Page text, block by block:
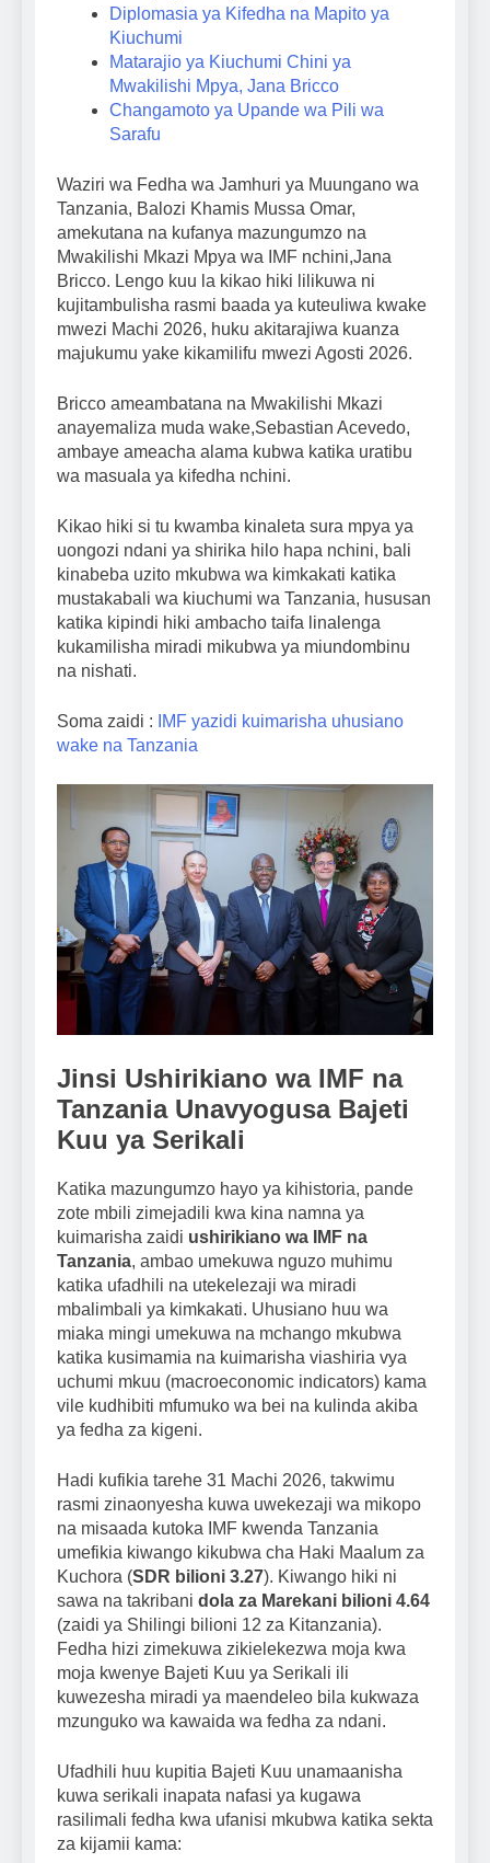
Diplomasia ya Kifedha na Mapito ya
Kiuchumi
Matarajio ya Kiuchumi Chini ya
Mwakilishi Mpya, Jana Bricco
Changamoto ya Upande wa Pili wa
Sarafu
Waziri wa Fedha wa Jamhuri ya Muungano wa
Tanzania, Balozi Khamis Mussa Omar,
amekutana na kufanya mazungumzo na
Mwakilishi Mkazi Mpya wa IMF nchini,Jana
Bricco. Lengo kuu la kikao hiki lilikuwa ni
kujitambulisha rasmi baada ya kuteuliwa kwake
mwezi Machi 2026, huku akitarajiwa kuanza
majukumu yake kikamilifu mwezi Agosti 2026.
Bricco ameambatana na Mwakilishi Mkazi
anayemaliza muda wake,Sebastian Acevedo,
ambaye ameacha alama kubwa katika uratibu
wa masuala ya kifedha nchini.
Kikao hiki si tu kwamba kinaleta sura mpya ya
uongozi ndani ya shirika hilo hapa nchini, bali
kinabeba uzito mkubwa wa kimkakati katika
mustakabali wa kiuchumi wa Tanzania, hususan
katika kipindi hiki ambacho taifa linalenga
kukamilisha miradi mikubwa ya miundombinu
na nishati.
Soma zaidi :
IMF yazidi kuimarisha uhusiano
wake na Tanzania
Jinsi Ushirikiano wa IMF na
Tanzania Unavyogusa Bajeti
Kuu ya Serikali
Katika mazungumzo hayo ya kihistoria, pande
zote mbili zimejadili kwa kina namna ya
kuimarisha zaidi ushirikiano wa IMF na
Tanzania, ambao umekuwa nguzo muhimu
katika ufadhili na utekelezaji wa miradi
mbalimbali ya kimkakati. Uhusiano huu wa
miaka mingi umekuwa na mchango mkubwa
katika kusimamia na kuimarisha viashiria vya
uchumi mkuu (macroeconomic indicators) kama
vile kudhibiti mfumuko wa bei na kulinda akiba
ya fedha za kigeni.
Hadi kufikia tarehe 31 Machi 2026, takwimu
rasmi zinaonyesha kuwa uwekezaji wa mikopo
na misaada kutoka IMF kwenda Tanzania
umefikia kiwango kikubwa cha Haki Maalum za
Kuchora (SDR bilioni 3.27). Kiwango hiki ni
sawa na takribani dola za Marekani bilioni 4.64
(zaidi ya Shilingi bilioni 12 za Kitanzania).
Fedha hizi zimekuwa zikielekezwa moja kwa
moja kwenye Bajeti Kuu ya Serikali ili
kuwezesha miradi ya maendeleo bila kukwaza
mzunguko wa kawaida wa fedha za ndani.
Ufadhili huu kupitia Bajeti Kuu unamaanisha
kuwa serikali inapata nafasi ya kugawa
rasilimali fedha kwa ufanisi mkubwa katika sekta
za kijamii kama: